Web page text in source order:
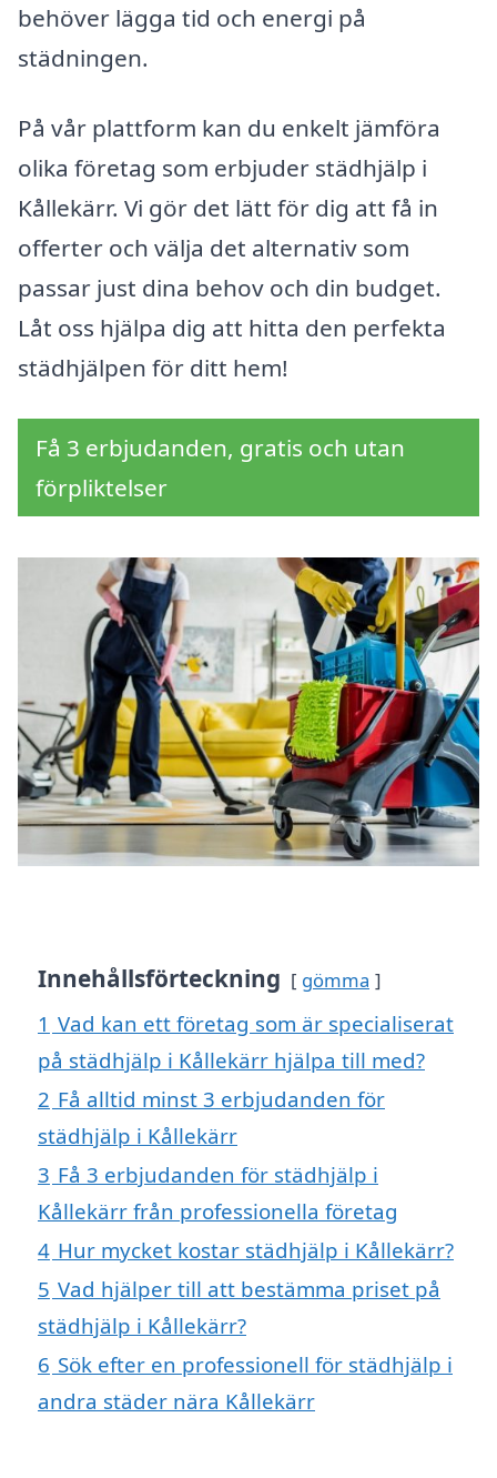
behöver lägga tid och energi på
städningen.
På vår plattform kan du enkelt jämföra
olika företag som erbjuder städhjälp i
Kållekärr. Vi gör det lätt för dig att få in
offerter och välja det alternativ som
passar just dina behov och din budget.
Låt oss hjälpa dig att hitta den perfekta
städhjälpen för ditt hem!
Få 3 erbjudanden, gratis och utan
förpliktelser
Innehållsförteckning gömma
1 Vad kan ett företag som är specialiserat
på städhjälp i Kållekärr hjälpa till med?
2 Få alltid minst 3 erbjudanden för
städhjälp i Kållekärr
3 Få 3 erbjudanden för städhjälp i
Kållekärr från professionella företag
4 Hur mycket kostar städhjälp i Kållekärr?
5 Vad hjälper till att bestämma priset på
städhjälp i Kållekärr?
6 Sök efter en professionell för städhjälp i
andra städer nära Kållekärr